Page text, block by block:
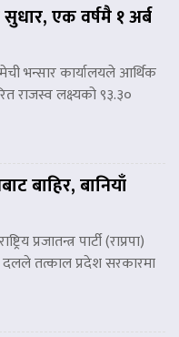
एक वर्षमै १ अर्ब
भन्सार कार्यालयले आर्थिक
राजस्व लक्ष्यको ९३.३०
बाहिर, बानियाँ
प्रजातन्त्र पार्टी (राप्रपा)
तत्काल प्रदेश सरकारमा